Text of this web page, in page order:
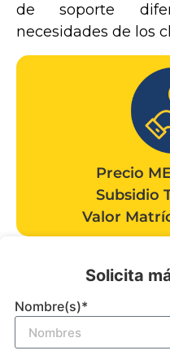
de soporte
necesidades de los
Precio
Subsidio
Valor
Solicita
Nombre(s)*